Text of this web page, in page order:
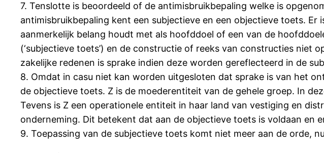
7. Tenslotte is beoordeeld of de antimisbruikbepaling welke is
antimisbruikbepaling kent een subjectieve en een objectieve toets.
aanmerkelijk belang houdt met als hoofddoel of een van de
(‘subjectieve toets’) en de constructie of reeks van constructies niet
zakelijke redenen is sprake indien deze worden gereflecteerd in de
8. Omdat in casu niet kan worden uitgesloten dat sprake is van het
de objectieve toets. Z is de moederentiteit van de gehele groep. In
Tevens is Z een operationele entiteit in haar land van vestiging en
onderneming. Dit betekent dat aan de objectieve toets is voldaan en
9. Toepassing van de subjectieve toets komt niet meer aan de orde,